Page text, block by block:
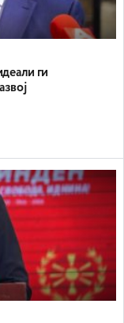
ги